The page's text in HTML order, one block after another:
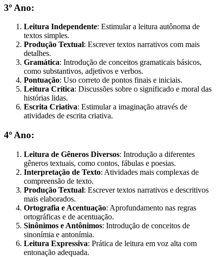
3º Ano:
Leitura Independente: Estimular a leitura autônoma de
textos simples.
Produção Textual: Escrever textos narrativos com mais
detalhes.
Gramática: Introdução de conceitos gramaticais básicos,
como substantivos, adjetivos e verbos.
Pontuação: Uso correto de pontos finais e iniciais.
Leitura Crítica: Discussões sobre o significado e moral das
histórias lidas.
Escrita Criativa: Estimular a imaginação através de
atividades de escrita criativa.
4º Ano:
Leitura de Gêneros Diversos: Introdução a diferentes
gêneros textuais, como contos, fábulas e poesias.
Interpretação de Texto: Atividades mais complexas de
compreensão de texto.
Produção Textual: Escrever textos narrativos e descritivos
mais elaborados.
Ortografia e Acentuação: Aprofundamento nas regras
ortográficas e de acentuação.
Sinônimos e Antônimos: Introdução de conceitos de
sinonímia e antonímia.
Leitura Expressiva: Prática de leitura em voz alta com
entonação adequada.